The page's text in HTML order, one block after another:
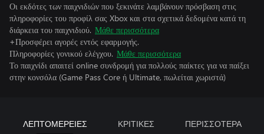
Οι εκδότες των παιχνιδιών που ξεκινάτε λαμβάνουν πρόσβαση στις
πληροφορίες του προφίλ σας Xbox και στα σχετικά δεδομένα κατά τη
διάρκεια του παιχνιδιού. Μάθε περισσότερα
+Προσφέρει αγορές εντός εφαρμογής.
Πληροφορίες γονικού ελέγχου. Μάθε περισσότερα
Το παιχνίδι απαιτεί online συνδρομή για πολλούς παίκτες για να παίξει
στην κονσόλα (Game Pass Core ή Ultimate, πωλείται χωριστά)
ΛΕΠΤΟΜΕΡΕΙΕΣ ΚΡΙΤΙΚΕΣ ΠΕΡΙΣΣΟΤΕΡΑ